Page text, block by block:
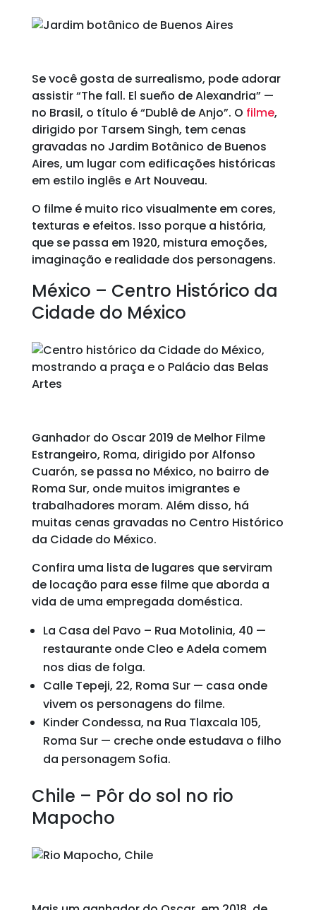
Se você gosta de surrealismo, pode adorar
assistir “The fall. El sueño de Alexandria” —
no Brasil, o título é “Dublê de Anjo”. O filme,
dirigido por Tarsem Singh, tem cenas
gravadas no Jardim Botânico de Buenos
Aires, um lugar com edificações históricas
em estilo inglês e Art Nouveau.
O filme é muito rico visualmente em cores,
texturas e efeitos. Isso porque a história,
que se passa em 1920, mistura emoções,
imaginação e realidade dos personagens.
México – Centro Histórico da
Cidade do México
Ganhador do Oscar 2019 de Melhor Filme
Estrangeiro, Roma, dirigido por Alfonso
Cuarón, se passa no México, no bairro de
Roma Sur, onde muitos imigrantes e
trabalhadores moram. Além disso, há
muitas cenas gravadas no Centro Histórico
da Cidade do México.
Confira uma lista de lugares que serviram
de locação para esse filme que aborda a
vida de uma empregada doméstica.
La Casa del Pavo – Rua Motolinia, 40 —
restaurante onde Cleo e Adela comem
nos dias de folga.
Calle Tepeji, 22, Roma Sur — casa onde
vivem os personagens do filme.
Kinder Condessa, na Rua Tlaxcala 105,
Roma Sur — creche onde estudava o filho
da personagem Sofia.
Chile – Pôr do sol no rio
Mapocho